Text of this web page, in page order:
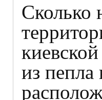
Сколько
из